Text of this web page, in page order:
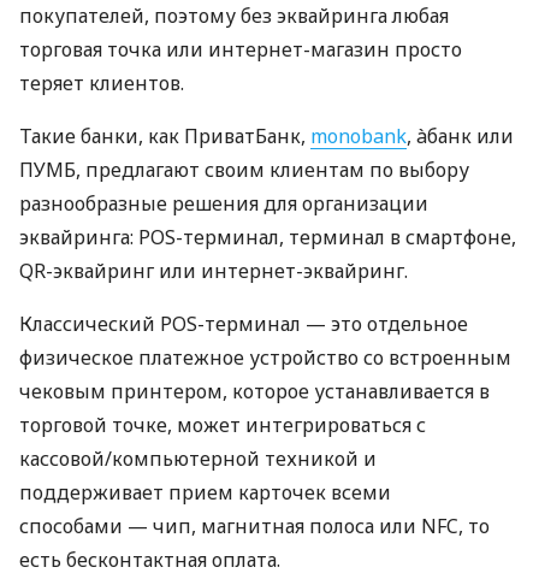
покупателей, поэтому без эквайринга любая
торговая точка или интернет-магазин просто
теряет клиентов.
Такие банки, как ПриватБанк, monobank, àбанк или
ПУМБ, предлагают своим клиентам по выбору
разнообразные решения для организации
эквайринга: POS-терминал, терминал в смартфоне,
QR-эквайринг или интернет-эквайринг.
Классический POS-терминал — это отдельное
физическое платежное устройство со встроенным
чековым принтером, которое устанавливается в
торговой точке, может интегрироваться с
кассовой/компьютерной техникой и
поддерживает прием карточек всеми
способами — чип, магнитная полоса или NFC, то
есть бесконтактная оплата.